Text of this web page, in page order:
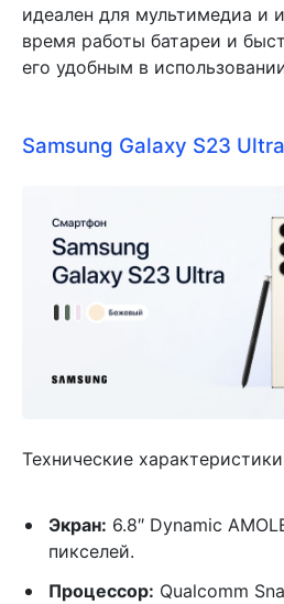
идеален для мультимедиа и
время работы батареи и
его удобным в
Samsung Galaxy S23 Ultra
Технические
Экран: 6.8″ Dynamic
пикселей.
Процессор: Qualcomm